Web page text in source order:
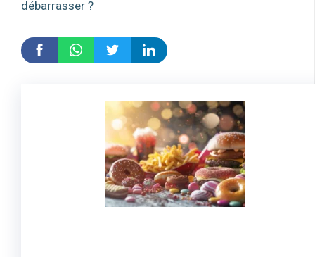
débarrasser ?